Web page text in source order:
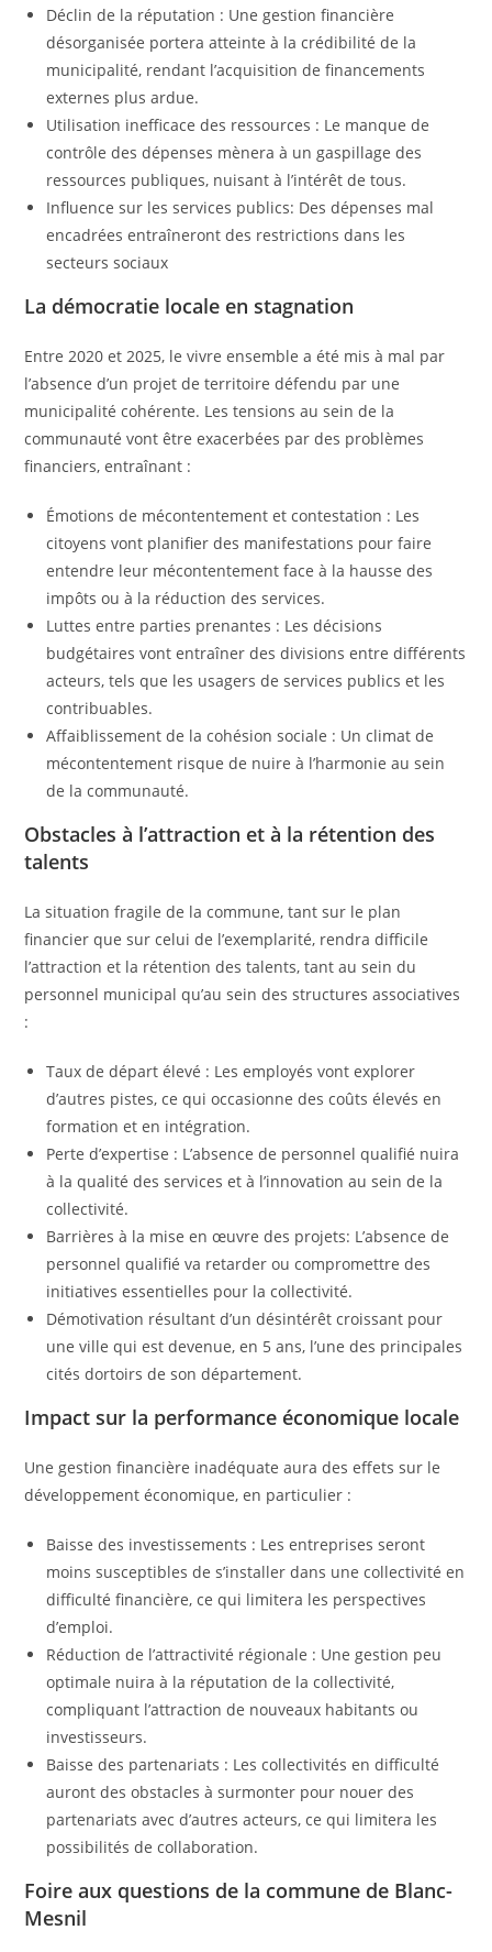
Déclin de la réputation : Une gestion financière
désorganisée portera atteinte à la crédibilité de la
municipalité, rendant l’acquisition de financements
externes plus ardue.
Utilisation inefficace des ressources : Le manque de
contrôle des dépenses mènera à un gaspillage des
ressources publiques, nuisant à l’intérêt de tous.
Influence sur les services publics: Des dépenses mal
encadrées entraîneront des restrictions dans les
secteurs sociaux
La démocratie locale en stagnation
Entre 2020 et 2025, le vivre ensemble a été mis à mal par
l’absence d’un projet de territoire défendu par une
municipalité cohérente. Les tensions au sein de la
communauté vont être exacerbées par des problèmes
financiers, entraînant :
Émotions de mécontentement et contestation : Les
citoyens vont planifier des manifestations pour faire
entendre leur mécontentement face à la hausse des
impôts ou à la réduction des services.
Luttes entre parties prenantes : Les décisions
budgétaires vont entraîner des divisions entre différents
acteurs, tels que les usagers de services publics et les
contribuables.
Affaiblissement de la cohésion sociale : Un climat de
mécontentement risque de nuire à l’harmonie au sein
de la communauté.
Obstacles à l’attraction et à la rétention des
talents
La situation fragile de la commune, tant sur le plan
financier que sur celui de l’exemplarité, rendra difficile
l’attraction et la rétention des talents, tant au sein du
personnel municipal qu’au sein des structures associatives
:
Taux de départ élevé : Les employés vont explorer
d’autres pistes, ce qui occasionne des coûts élevés en
formation et en intégration.
Perte d’expertise : L’absence de personnel qualifié nuira
à la qualité des services et à l’innovation au sein de la
collectivité.
Barrières à la mise en œuvre des projets: L’absence de
personnel qualifié va retarder ou compromettre des
initiatives essentielles pour la collectivité.
Démotivation résultant d’un désintérêt croissant pour
une ville qui est devenue, en 5 ans, l’une des principales
cités dortoirs de son département.
Impact sur la performance économique locale
Une gestion financière inadéquate aura des effets sur le
développement économique, en particulier :
Baisse des investissements : Les entreprises seront
moins susceptibles de s’installer dans une collectivité en
difficulté financière, ce qui limitera les perspectives
d’emploi.
Réduction de l’attractivité régionale : Une gestion peu
optimale nuira à la réputation de la collectivité,
compliquant l’attraction de nouveaux habitants ou
investisseurs.
Baisse des partenariats : Les collectivités en difficulté
auront des obstacles à surmonter pour nouer des
partenariats avec d’autres acteurs, ce qui limitera les
possibilités de collaboration.
Foire aux questions de la commune de Blanc-
Mesnil